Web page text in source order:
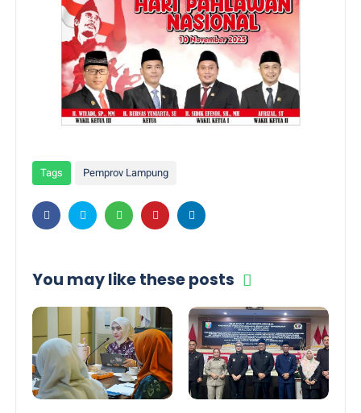
Tags Pemprov Lampung
You may like these posts